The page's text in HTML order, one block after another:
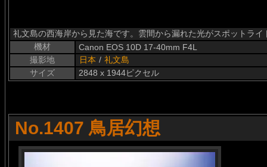
礼文島の西海岸から見た海です。雲間から漏れた光がスポットラ
機材
Canon EOS 10D 17-40mm F4L
撮影地
日本 / 礼文島
サイズ
2848 x 1944ピクセル
No.1407 鳥居幻想